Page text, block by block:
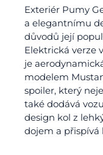
Exteriér Pumy
a elegantnímu
důvodů její
Elektrická verze
je
modelem
spoiler, který
také dodává
design kol z
dojem a přispívá